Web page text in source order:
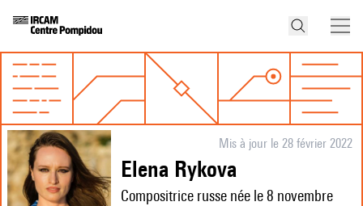
Mis à jour le 28 février 2022
Elena Rykova
Compositrice russe née le 8 novembre